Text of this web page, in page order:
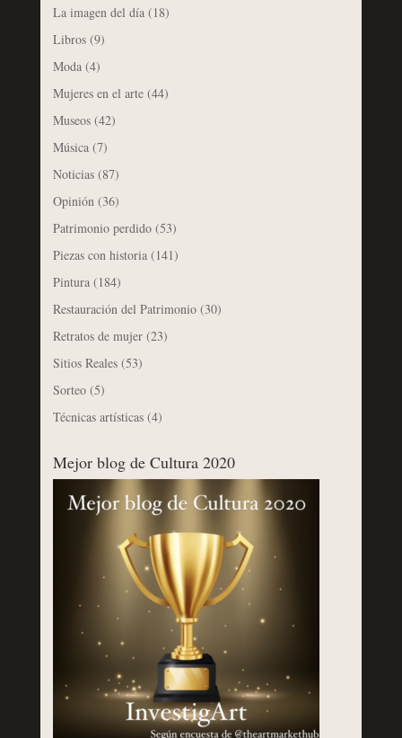
La imagen del día(18)
Libros(9)
Moda(4)
Mujeres en el arte(44)
Museos(42)
Música(7)
Noticias(87)
Opinión(36)
Patrimonio perdido(53)
Piezas con historia(141)
Pintura(184)
Restauración del Patrimonio(30)
Retratos de mujer(23)
Sitios Reales(53)
Sorteo(5)
Técnicas artísticas(4)
Mejor blog de Cultura 2020